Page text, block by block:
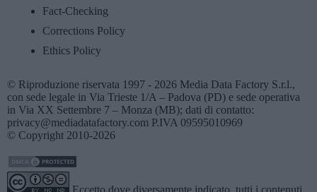
Fact-Checking
Corrections Policy
Ethics Policy
© Riproduzione riservata 1997 - 2026 Media Data Factory S.r.l.,
con sede legale in Via Trieste 1/A – Padova (PD) e sede operativa
in Via XX Settembre 7 – Monza (MB); dati di contatto:
privacy@mediadatafactory.com P.IVA 09595010969
© Copyright 2010-2026
Eccetto dove diversamente indicato, tutti i contenuti